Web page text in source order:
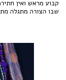
קבוע מראש ואין
שבו הצורה מתגלה